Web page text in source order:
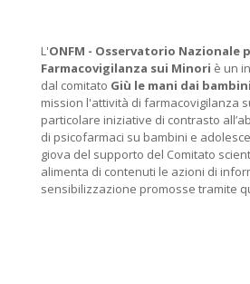
L'ONFM - Osservatorio Nazionale
Farmacovigilanza sui Minori è un
dal comitato Giù le mani dai
mission l'attività di farmacovigilanza
particolare iniziative di contrasto
di psicofarmaci su bambini e
giova del supporto del Comitato
alimenta di contenuti le azioni di
sensibilizzazione promosse tramite